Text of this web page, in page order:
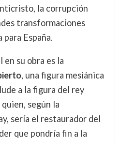
la corrupción
transformaciones
España.
su obra es la
, una figura mesiánica
a la figura del rey
según la
sería el restaurador del
que pondría fin a la